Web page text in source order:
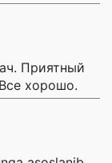
Приятный
хорошо.